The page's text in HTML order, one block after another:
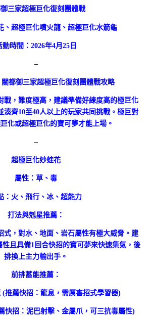
御三家超極巨化復刻團體戰
、超極巨化噴火龍、超極巨化水箭龜
動時間：2026年4月25日
–
都御三家超極巨化復刻團體戰攻略
戰，難度極高，建議準備好練度高的極巨化
湊齊10至40人以上的玩家共同挑戰。極巨對
化或超極巨化的寶可夢才能上場。
–
超極巨化妙蛙花
屬性：草、毒
：火、飛行、冰、超能力
打法與剋星推薦：
式，對水、地面、岩石屬性有極大威脅。建
且具備1回合快招的寶可夢來快速集氣，後
排換上主力輸出手。
前排蓄能推薦：
(推薦快招：龍息，需厲害招式學習器)
快招：泥巴射擊、金屬爪，可三抗毒屬性)